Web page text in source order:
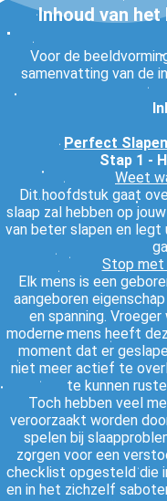
Inhoud van
Voor de
samenvatting van de
Perfect
Stap 1 -
Weet
Dit hoofdstuk gaat
slaap zal hebben op
van beter slapen en
Stop met
Elk mens is een
aangeboren
en spanning.
moderne mens heeft
moment dat er
niet meer actief te
te kunnen
Toch hebben veel
veroorzaakt worden
spelen bij
zorgen voor een
checklist opgesteld die
en in het zichzelf